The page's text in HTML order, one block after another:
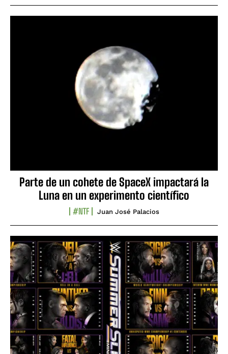
Parte de un cohete de SpaceX impactará la
Luna en un experimento científico
#NTF Juan José Palacios